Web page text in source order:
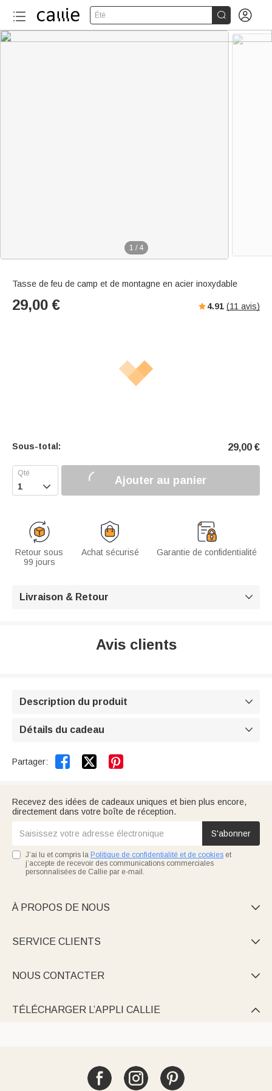
Été  
1 / 4
Tasse de feu de camp et de montagne en acier inoxydable
29,00 € 4.91 (11 avis)
Sous-total: 29,00 €
 Ajouter au panier
Retour sous
99 jours
Achat sécurisé Garantie de confidentialité
Livraison & Retour 
Avis clients
Description du produit 
Détails du cadeau 
Partager:  
Recevez des idées de cadeaux uniques et bien plus encore,
directement dans votre boîte de réception.
S'abonner
J’ai lu et compris la Politique de confidentialité et de cookies et
j’accepte de recevoir des communications commerciales
personnalisées de Callie par e-mail.
À PROPOS DE NOUS 
SERVICE CLIENTS 
NOUS CONTACTER 
TÉLÉCHARGER L’APPLI CALLIE 